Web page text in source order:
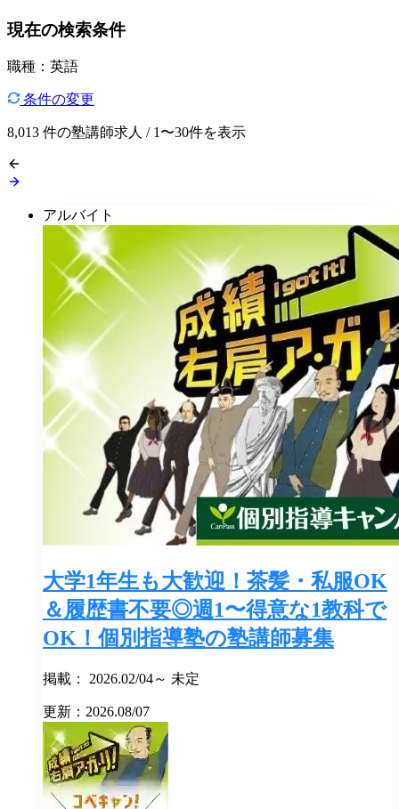
現在の検索条件
職種：英語
条件の変更
8,013 件の塾講師求人 / 1〜30件を表示
アルバイト
大学1年生も大歓迎！茶髪・私服OK
＆履歴書不要◎週1〜得意な1教科で
OK！個別指導塾の塾講師募集
掲載： 2026.02/04～ 未定
更新：2026.08/07